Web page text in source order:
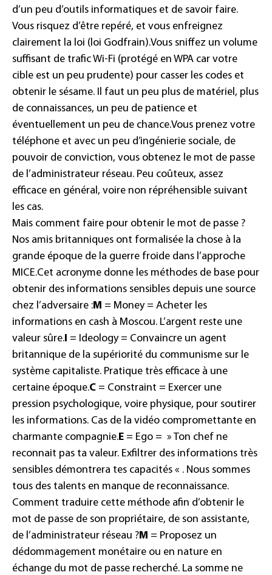
d’un peu d’outils informatiques et de savoir faire.
Vous risquez d’être repéré, et vous enfreignez
clairement la loi (loi Godfrain).Vous sniffez un volume
suffisant de trafic Wi-Fi (protégé en WPA car votre
cible est un peu prudente) pour casser les codes et
obtenir le sésame. Il faut un peu plus de matériel, plus
de connaissances, un peu de patience et
éventuellement un peu de chance.Vous prenez votre
téléphone et avec un peu d’ingénierie sociale, de
pouvoir de conviction, vous obtenez le mot de passe
de l’administrateur réseau. Peu coûteux, assez
efficace en général, voire non répréhensible suivant
les cas.
Mais comment faire pour obtenir le mot de passe ?
Nos amis britanniques ont formalisée la chose à la
grande époque de la guerre froide dans l’approche
MICE.Cet acronyme donne les méthodes de base pour
obtenir des informations sensibles depuis une source
chez l’adversaire :M = Money= Acheter les
informations en cash à Moscou. L’argent reste une
valeur sûre.I = Ideology= Convaincre un agent
britannique de la supériorité du communisme sur le
système capitaliste. Pratique très efficace à une
certaine époque.C = Constraint = Exercer une
pression psychologique, voire physique, pour soutirer
les informations. Cas de la vidéo compromettante en
charmante compagnie.E = Ego = » Ton chef ne
reconnait pas ta valeur. Exfiltrer des informations très
sensibles démontrera tes capacités « . Nous sommes
tous des talents en manque de reconnaissance.
Comment traduire cette méthode afin d’obtenir le
mot de passe de son propriétaire, de son assistante,
de l’administrateur réseau ?M = Proposez un
dédommagement monétaire ou en nature en
échange du mot de passe recherché. La somme ne